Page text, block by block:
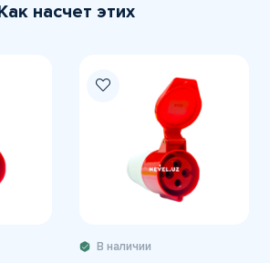
насчет этих
В наличии